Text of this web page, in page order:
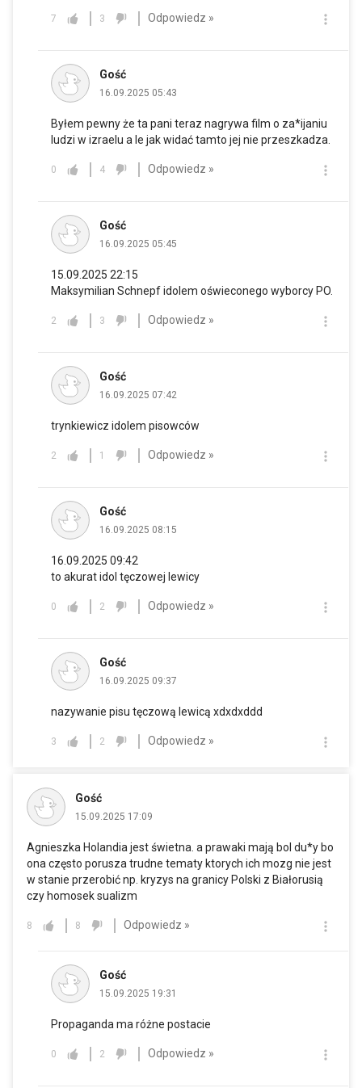
7 3 Odpowiedz »
Gość
16.09.2025 05:43
Byłem pewny że ta pani teraz nagrywa film o za*ijaniu
ludzi w izraelu a le jak widać tamto jej nie przeszkadza.
0 4 Odpowiedz »
Gość
16.09.2025 05:45
15.09.2025 22:15
Maksymilian Schnepf idolem oświeconego wyborcy PO.
2 3 Odpowiedz »
Gość
16.09.2025 07:42
trynkiewicz idolem pisowców
2 1 Odpowiedz »
Gość
16.09.2025 08:15
16.09.2025 09:42
to akurat idol tęczowej lewicy
0 2 Odpowiedz »
Gość
16.09.2025 09:37
nazywanie pisu tęczową lewicą xdxdxddd
3 2 Odpowiedz »
Gość
15.09.2025 17:09
Agnieszka Holandia jest świetna. a prawaki mają bol du*y bo
ona często porusza trudne tematy ktorych ich mozg nie jest
w stanie przerobić np. kryzys na granicy Polski z Białorusią
czy homosek sualizm
8 8 Odpowiedz »
Gość
15.09.2025 19:31
Propaganda ma różne postacie
0 2 Odpowiedz »